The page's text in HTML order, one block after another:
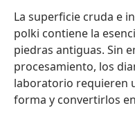
La superficie cruda e
polki contiene la
piedras antiguas. Sin
procesamiento, los
laboratorio requieren
forma y convertirlos